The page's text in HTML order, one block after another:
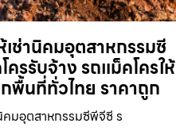
เช่านิคมอุตสาหกรรมซี
รรับจ้าง รถแม็คโครให้
พื้นที่ทั่วไทย ราคาถูก
คมอุตสาหกรรมซีพีจีซี ร